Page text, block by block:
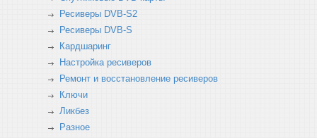
Ресиверы DVB-S2
Ресиверы DVB-S
Кардшаринг
Настройка ресиверов
Ремонт и восстановление ресиверов
Ключи
Ликбез
Разное